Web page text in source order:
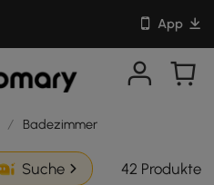
App
/ Badezimmer
Suche 42 Produkte